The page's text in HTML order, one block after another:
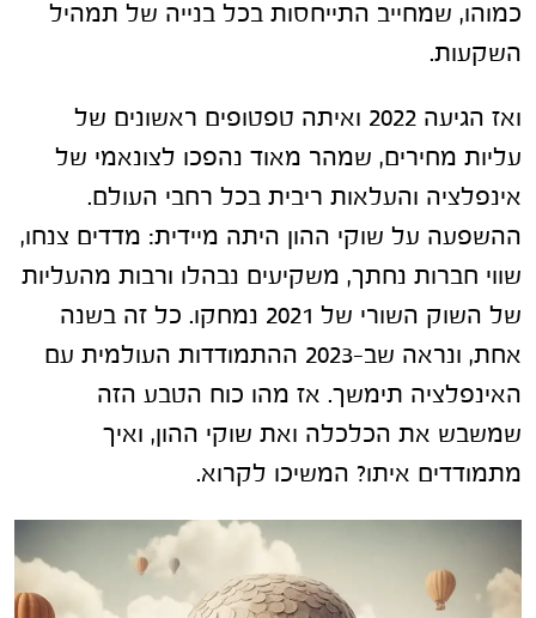
כמוהו, שמחייב התייחסות בכל בנייה של תמהיל
השקעות.
ואז הגיעה 2022 ואיתה טפטופים ראשונים של
עליות מחירים, שמהר מאוד נהפכו לצונאמי של
אינפלציה והעלאות ריבית בכל רחבי העולם.
ההשפעה על שוקי ההון היתה מיידית: מדדים צנחו,
שווי חברות נחתך, משקיעים נבהלו ורבות מהעליות
של השוק השורי של 2021 נמחקו. כל זה בשנה
אחת, ונראה שב-2023 ההתמודדות העולמית עם
האינפלציה תימשך. אז מהו כוח הטבע הזה
שמשבש את הכלכלה ואת שוקי ההון, ואיך
מתמודדים איתו? המשיכו לקרוא.